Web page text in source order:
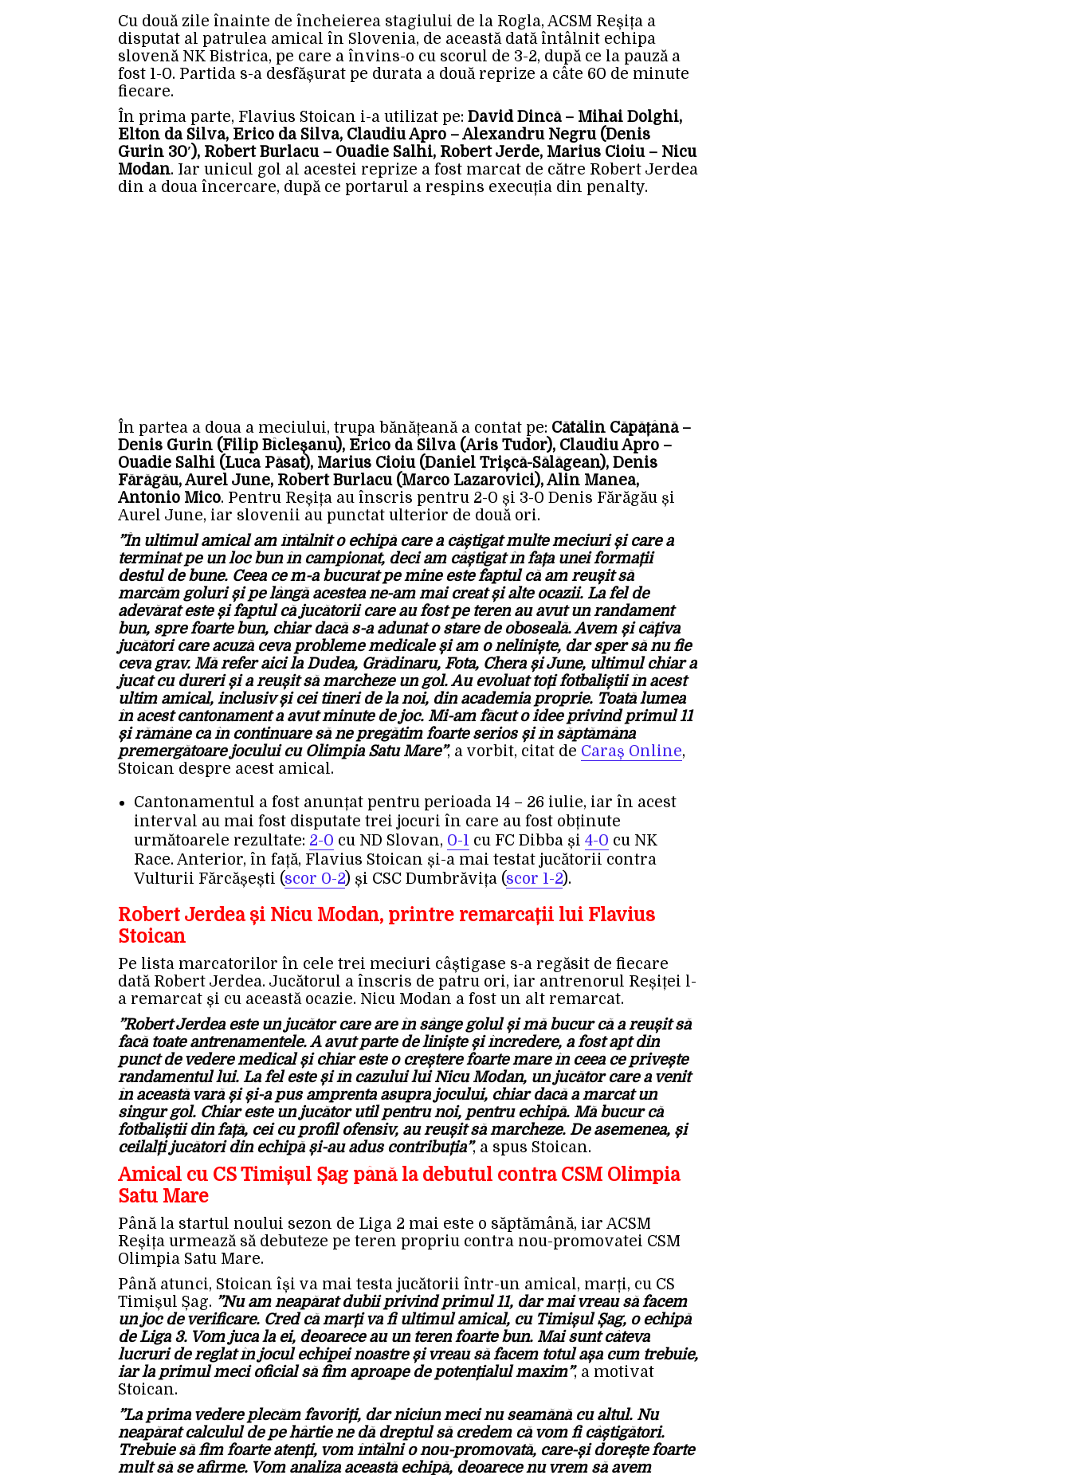
Cu două zile înainte de încheierea stagiului de la Rogla, ACSM Reșița a
disputat al patrulea amical în Slovenia, de această dată întâlnit echipa
slovenă NK Bistrica, pe care a învins-o cu scorul de 3-2, după ce la pauză a
fost 1-0. Partida s-a desfășurat pe durata a două reprize a câte 60 de minute
fiecare.
În prima parte, Flavius Stoican i-a utilizat pe: David Dincă – Mihai Dolghi,
Elton da Silva, Erico da Silva, Claudiu Apro – Alexandru Negru (Denis
Gurin 30′), Robert Burlacu – Ouadie Salhi, Robert Jerde, Marius Cioiu – Nicu
Modan. Iar unicul gol al acestei reprize a fost marcat de către Robert Jerdea
din a doua încercare, după ce portarul a respins execuția din penalty.
În partea a doua a meciului, trupa bănățeană a contat pe: Cătălin Căpățână –
Denis Gurin (Filip Bîcleșanu), Erico da Silva (Aris Tudor), Claudiu Apro –
Ouadie Salhi (Luca Păsat), Marius Cioiu (Daniel Trișcă-Sălăgean), Denis
Fărăgău, Aurel June, Robert Burlacu (Marco Lazarovici), Alin Manea,
Antonio Mico. Pentru Reșița au înscris pentru 2-0 și 3-0 Denis Fărăgău și
Aurel June, iar slovenii au punctat ulterior de două ori.
”În ultimul amical am întâlnit o echipă care a câștigat multe meciuri și care a
terminat pe un loc bun în campionat, deci am câștigat în fața unei formații
destul de bune. Ceea ce m-a bucurat pe mine este faptul că am reușit să
marcăm goluri și pe lângă acestea ne-am mai creat și alte ocazii. La fel de
adevărat este și faptul că jucătorii care au fost pe teren au avut un randament
bun, spre foarte bun, chiar dacă s-a adunat o stare de oboseală. Avem și câțiva
jucători care acuză ceva probleme medicale și am o neliniște, dar sper să nu fie
ceva grav. Mă refer aici la Dudea, Grădinaru, Fota, Chera și June, ultimul chiar a
jucat cu dureri și a reușit să marcheze un gol. Au evoluat toți fotbaliștii în acest
ultim amical, inclusiv și cei tineri de la noi, din academia proprie. Toată lumea
în acest cantonament a avut minute de joc. Mi-am făcut o idee privind primul 11
și rămâne ca în continuare să ne pregătim foarte serios și în săptămâna
premergătoare jocului cu Olimpia Satu Mare”, a vorbit, citat de Caraș Online,
Stoican despre acest amical.
Cantonamentul a fost anunțat pentru perioada 14 – 26 iulie, iar în acest
interval au mai fost disputate trei jocuri în care au fost obținute
următoarele rezultate: 2-0 cu ND Slovan, 0-1 cu FC Dibba și 4-0 cu NK
Race. Anterior, în față, Flavius Stoican și-a mai testat jucătorii contra
Vulturii Fărcășești (scor 0-2) și CSC Dumbrăvița (scor 1-2).
Robert Jerdea și Nicu Modan, printre remarcații lui Flavius
Stoican
Pe lista marcatorilor în cele trei meciuri câștigase s-a regăsit de fiecare
dată Robert Jerdea. Jucătorul a înscris de patru ori, iar antrenorul Reșiței l-
a remarcat și cu această ocazie. Nicu Modan a fost un alt remarcat.
”Robert Jerdea este un jucător care are în sânge golul și mă bucur că a reușit să
facă toate antrenamentele. A avut parte de liniște și încredere, a fost apt din
punct de vedere medical și chiar este o creștere foarte mare în ceea ce privește
randamentul lui. La fel este și în cazului lui Nicu Modan, un jucător care a venit
în această vară și și-a pus amprenta asupra jocului, chiar dacă a marcat un
singur gol. Chiar este un jucător util pentru noi, pentru echipă. Mă bucur că
fotbaliștii din față, cei cu profil ofensiv, au reușit să marcheze. De asemenea, și
ceilalți jucători din echipă și-au adus contribuția”, a spus Stoican.
Amical cu CS Timișul Șag până la debutul contra CSM Olimpia
Satu Mare
Până la startul noului sezon de Liga 2 mai este o săptămână, iar ACSM
Reșița urmează să debuteze pe teren propriu contra nou-promovatei CSM
Olimpia Satu Mare.
Până atunci, Stoican își va mai testa jucătorii într-un amical, marți, cu CS
Timișul Șag. ”Nu am neapărat dubii privind primul 11, dar mai vreau să facem
un joc de verificare. Cred că marți va fi ultimul amical, cu Timișul Șag, o echipă
de Liga 3. Vom juca la ei, deoarece au un teren foarte bun. Mai sunt câteva
lucruri de reglat în jocul echipei noastre și vreau să facem totul așa cum trebuie,
iar la primul meci oficial să fim aproape de potențialul maxim”, a motivat
Stoican.
”La prima vedere plecăm favoriți, dar niciun meci nu seamănă cu altul. Nu
neapărat calculul de pe hârtie ne dă dreptul să credem că vom fi câștigători.
Trebuie să fim foarte atenți, vom întâlni o nou-promovată, care-și dorește foarte
mult să se afirme. Vom analiza această echipă, deoarece nu vrem să avem